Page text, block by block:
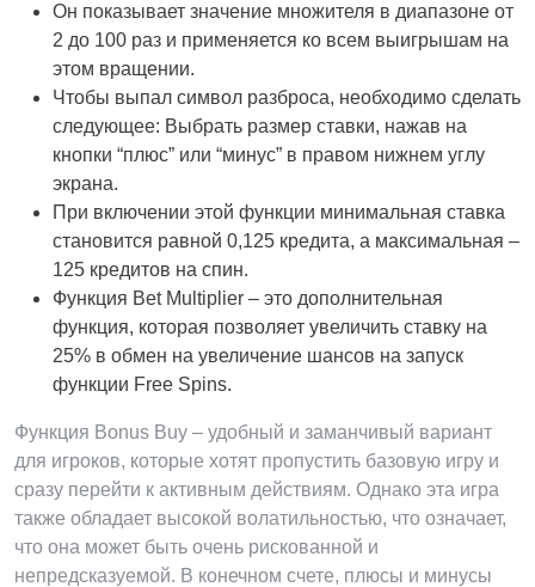
Он показывает значение множителя в диапазоне от
2 до 100 раз и применяется ко всем выигрышам на
этом вращении.
Чтобы выпал символ разброса, необходимо сделать
следующее: Выбрать размер ставки, нажав на
кнопки “плюс” или “минус” в правом нижнем углу
экрана.
При включении этой функции минимальная ставка
становится равной 0,125 кредита, а максимальная –
125 кредитов на спин.
Функция Bet Multiplier – это дополнительная
функция, которая позволяет увеличить ставку на
25% в обмен на увеличение шансов на запуск
функции Free Spins.
Функция Bonus Buy – удобный и заманчивый вариант
для игроков, которые хотят пропустить базовую игру и
сразу перейти к активным действиям. Однако эта игра
также обладает высокой волатильностью, что означает,
что она может быть очень рискованной и
непредсказуемой. В конечном счете, плюсы и минусы